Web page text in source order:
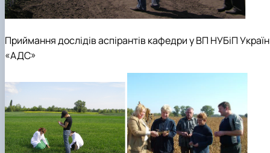
Приймання дослідів аспірантів кафедри у ВП НУБіП
«АДС»